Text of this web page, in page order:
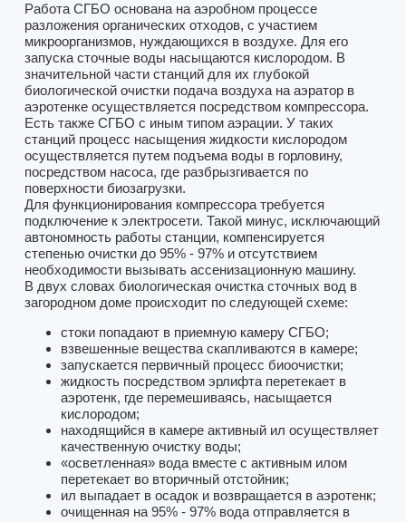
Работа СГБО основана на аэробном процессе
разложения органических отходов, с участием
микроорганизмов, нуждающихся в воздухе. Для его
запуска сточные воды насыщаются кислородом. В
значительной части станций для их глубокой
биологической очистки подача воздуха на аэратор в
аэротенке осуществляется посредством компрессора.
Есть также СГБО с иным типом аэрации. У таких
станций процесс насыщения жидкости кислородом
осуществляется путем подъема воды в горловину,
посредством насоса, где разбрызгивается по
поверхности биозагрузки.
Для функционирования компрессора требуется
подключение к электросети. Такой минус, исключающий
автономность работы станции, компенсируется
степенью очистки до 95% - 97% и отсутствием
необходимости вызывать ассенизационную машину.
В двух словах биологическая очистка сточных вод в
загородном доме происходит по следующей схеме:
стоки попадают в приемную камеру СГБО;
взвешенные вещества скапливаются в камере;
запускается первичный процесс биоочистки;
жидкость посредством эрлифта перетекает в
аэротенк, где перемешиваясь, насыщается
кислородом;
находящийся в камере активный ил осуществляет
качественную очистку воды;
«осветленная» вода вместе с активным илом
перетекает во вторичный отстойник;
ил выпадает в осадок и возвращается в аэротенк;
очищенная на 95% - 97% вода отправляется в